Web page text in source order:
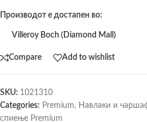
Производот е достапен во:
Villeroy Boch (Diamond Mall)
Compare Add to wishlist
SKU: 1021310
Categories: Premium, Навлаки и
спиење Premium